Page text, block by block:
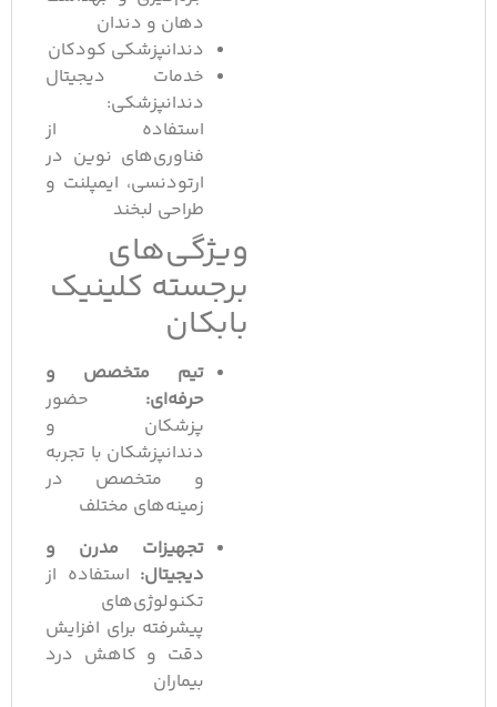
دهان و دندان
دندانپزشکی کودکان
خدمات دیجیتال
دندانپزشکی:
استفاده از
فناوری‌های نوین در
ارتودنسی، ایمپلنت و
طراحی لبخند
ویژگی‌های
برجسته کلینیک
بابکان
تیم متخصص و
حرفه‌ای:حضور
پزشکان و
دندانپزشکان با تجربه
و متخصص در
زمینه‌های مختلف
تجهیزات مدرن و
دیجیتال:استفاده از
تکنولوژی‌های
پیشرفته برای افزایش
دقت و کاهش درد
بیماران